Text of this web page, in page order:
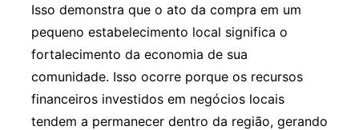
Isso demonstra que o ato da compra em um
pequeno estabelecimento local significa o
fortalecimento da economia de sua
comunidade. Isso ocorre porque os recursos
financeiros investidos em negócios locais
tendem a permanecer dentro da região, gerando